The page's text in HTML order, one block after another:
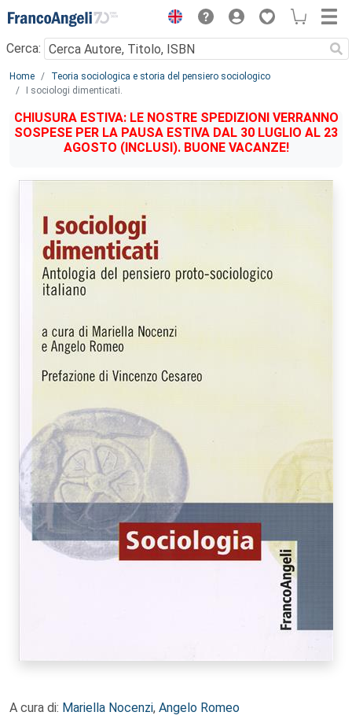
Menu
Cerca:
Main content
Home
Teoria sociologica e storia del pensiero sociologico
I sociologi dimenticati.
CHIUSURA ESTIVA: LE NOSTRE SPEDIZIONI VERRANNO
SOSPESE PER LA PAUSA ESTIVA DAL 30 LUGLIO AL 23
AGOSTO (INCLUSI). BUONE VACANZE!
A cura di: Mariella Nocenzi, Angelo Romeo